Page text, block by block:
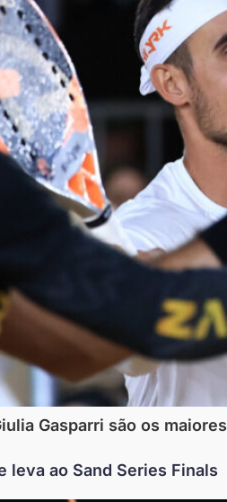
Gasparri são os
leva ao Sand Series Finals